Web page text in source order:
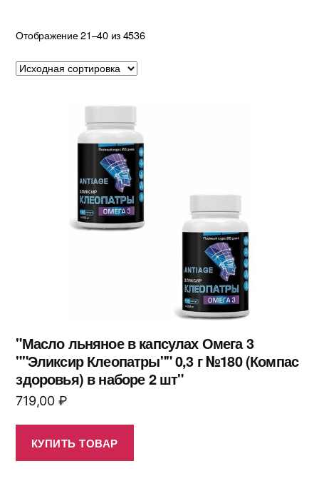
Отображение 21–40 из 4536
"Масло льняное в капсулах Омега 3
""Эликсир Клеопатры"" 0,3 г №180 (Компас
здоровья) в наборе 2 шт"
719,00 ₽
КУПИТЬ ТОВАР